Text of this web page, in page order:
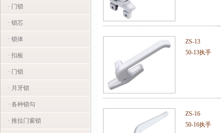
· 门锁
· 锁芯
· 锁体
· 扣板
· 门锁
· 月牙锁
· 各种锁勾
· 推拉门窗锁
ZS-13
50-13执手
ZS-16
50-16执手